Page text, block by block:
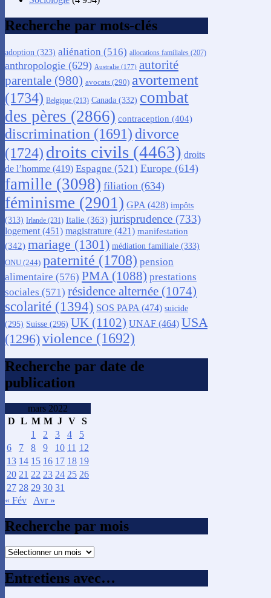
Recherche par mots-clés
adoption (323) aliénation (516) allocations familiales (207)
anthropologie (629) Australie (177) autorité
parentale (980) avocats (290) avortement
(1734) Belgique (213) Canada (332) combat
des pères (2866) contraception (404)
discrimination (1691) divorce
(1724) droits civils (4463) droits
de l’homme (419) Espagne (521) Europe (614)
famille (3098) filiation (634)
féminisme (2901) GPA (428) impôts
(313) Irlande (231) Italie (363) jurisprudence (733)
logement (451) magistrature (421) manifestation
(342) mariage (1301) médiation familiale (333)
ONU (244) paternité (1708) pension
alimentaire (576) PMA (1088) prestations
sociales (571) résidence alternée (1074)
scolarité (1394) SOS PAPA (474) suicide
(295) Suisse (296) UK (1102) UNAF (464) USA
(1296)violence (1692)
Recherche par date de
publication
mars 2022
D L M M J V S
1
2 3 4
5
6
7 8 9 10 11 12
13 14 15 16 17 18 19
20 21 22 23 24 25 26
27 28 29 30 31
« Fév
Avr »
Recherche par mois
Recherche
mois
Entretiens avec…